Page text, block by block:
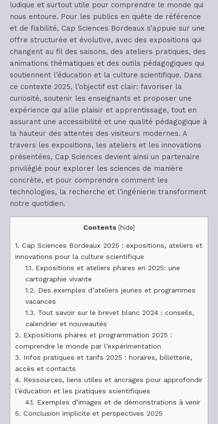
ludique et surtout utile pour comprendre le monde qui
nous entoure. Pour les publics en quête de référence
et de fiabilité, Cap Sciences Bordeaux s’appuie sur une
offre structurée et évolutive, avec des expositions qui
changent au fil des saisons, des ateliers pratiques, des
animations thématiques et des outils pédagogiques qui
soutiennent l’éducation et la culture scientifique. Dans
ce contexte 2025, l’objectif est clair: favoriser la
curiosité, soutenir les enseignants et proposer une
expérience qui allie plaisir et apprentissage, tout en
assurant une accessibilité et une qualité pédagogique à
la hauteur des attentes des visiteurs modernes. A
travers les expositions, les ateliers et les innovations
présentées, Cap Sciences devient ainsi un partenaire
privilégié pour explorer les sciences de manière
concrète, et pour comprendre comment les
technologies, la recherche et l’ingénierie transforment
notre quotidien.
Contents [hide]
1. Cap Sciences Bordeaux 2025 : expositions, ateliers et
innovations pour la culture scientifique
1.1. Expositions et ateliers phares en 2025: une
cartographie vivante
1.2. Des exemples d’ateliers jeunes et programmes
vacances
1.3. Tout savoir sur le brevet blanc 2024 : conseils,
calendrier et nouveautés
2. Expositions phares et programmation 2025 :
comprendre le monde par l’expérimentation
3. Infos pratiques et tarifs 2025 : horaires, billetterie,
accès et contacts
4. Ressources, liens utiles et ancrages pour approfondir
l’éducation et les pratiques scientifiques
4.1. Exemples d’images et de démonstrations à venir
5. Conclusion implicite et perspectives 2025